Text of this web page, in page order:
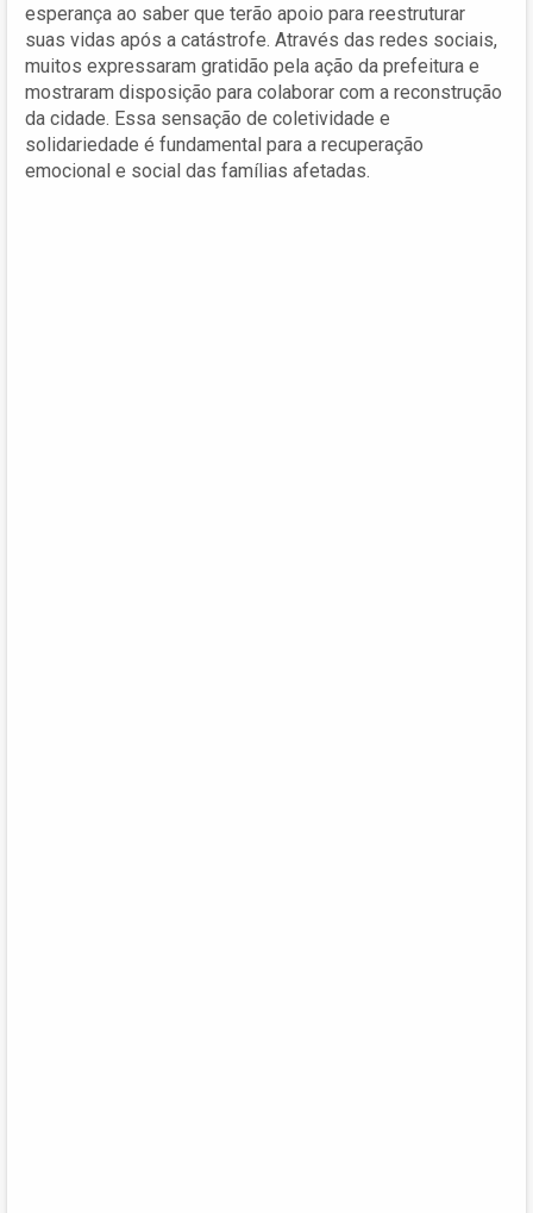
esperança ao saber que terão apoio para reestruturar
suas vidas após a catástrofe. Através das redes sociais,
muitos expressaram gratidão pela ação da prefeitura e
mostraram disposição para colaborar com a reconstrução
da cidade. Essa sensação de coletividade e
solidariedade é fundamental para a recuperação
emocional e social das famílias afetadas.